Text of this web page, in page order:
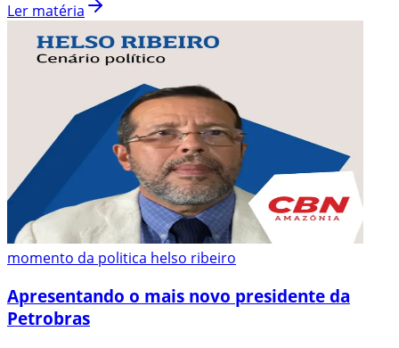
Ler matéria
momento da politica helso ribeiro
Apresentando o mais novo presidente da
Petrobras